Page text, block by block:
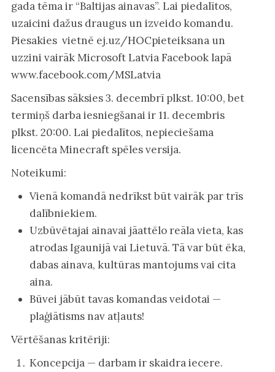
gada tēma ir “Baltijas ainavas”. Lai piedalītos,
uzaicini dažus draugus un izveido komandu.
Piesakies vietnē ej.uz/HOCpieteiksana un
uzzini vairāk Microsoft Latvia Facebook lapā
www.facebook.com/MSLatvia
Sacensības sāksies 3. decembrī plkst. 10:00, bet
termiņš darba iesniegšanai ir 11. decembris
plkst. 20:00. Lai piedalītos, nepieciešama
licencēta Minecraft spēles versija.
Noteikumi:
Vienā komandā nedrīkst būt vairāk par trīs
dalībniekiem.
Uzbūvētajai ainavai jāattēlo reāla vieta, kas
atrodas Igaunijā vai Lietuvā. Tā var būt ēka,
dabas ainava, kultūras mantojums vai cita
aina.
Būvei jābūt tavas komandas veidotai —
plaģiātisms nav atļauts!
Vērtēšanas kritēriji:
Koncepcija — darbam ir skaidra iecere.